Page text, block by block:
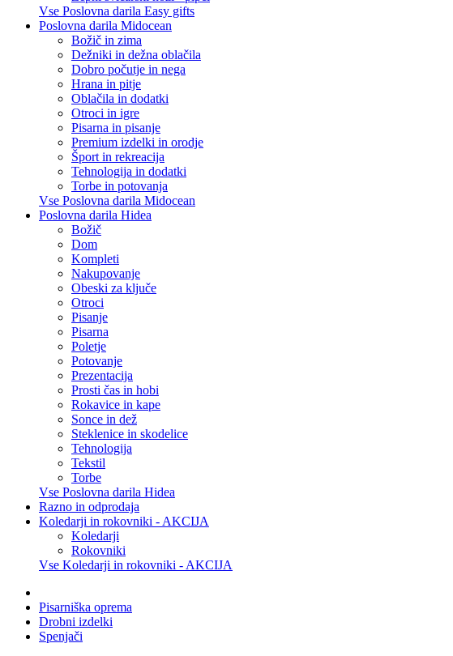
Vse Poslovna darila Easy gifts
Poslovna darila Midocean
Božič in zima
Dežniki in dežna oblačila
Dobro počutje in nega
Hrana in pitje
Oblačila in dodatki
Otroci in igre
Pisarna in pisanje
Premium izdelki in orodje
Šport in rekreacija
Tehnologija in dodatki
Torbe in potovanja
Vse Poslovna darila Midocean
Poslovna darila Hidea
Božič
Dom
Kompleti
Nakupovanje
Obeski za ključe
Otroci
Pisanje
Pisarna
Poletje
Potovanje
Prezentacija
Prosti čas in hobi
Rokavice in kape
Sonce in dež
Steklenice in skodelice
Tehnologija
Tekstil
Torbe
Vse Poslovna darila Hidea
Razno in odprodaja
Koledarji in rokovniki - AKCIJA
Koledarji
Rokovniki
Vse Koledarji in rokovniki - AKCIJA
Pisarniška oprema
Drobni izdelki
Spenjači